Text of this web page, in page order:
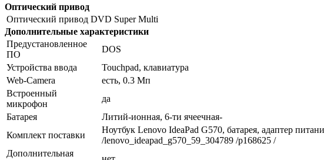
Оптический привод
Оптический привод DVD Super Multi
Дополнительные характеристики
Предустановленное
ПО
DOS
Устройства ввода
Touchpad, клавиатура
Web-Camera
есть, 0.3 Мп
Встроенный
микрофон
да
Батарея
Литий-ионная, 6-ти ячеечная-
Комплект поставки
Ноутбук Lenovo IdeaPad G570, батарея, адаптер
/lenovo_ideapad_g570_59_304789 /p168625 /
Дополнительная